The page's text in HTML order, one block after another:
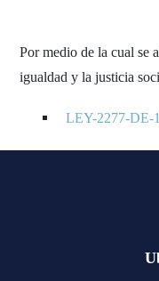
Por medio de la cual se
igualdad y la justicia
LEY-2277-DE-